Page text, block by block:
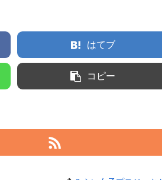
はてブ
コピー